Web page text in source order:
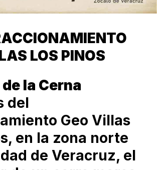
LOS PINOS
de la Cerna
del
Geo Villas
en la zona norte
de Veracruz, el